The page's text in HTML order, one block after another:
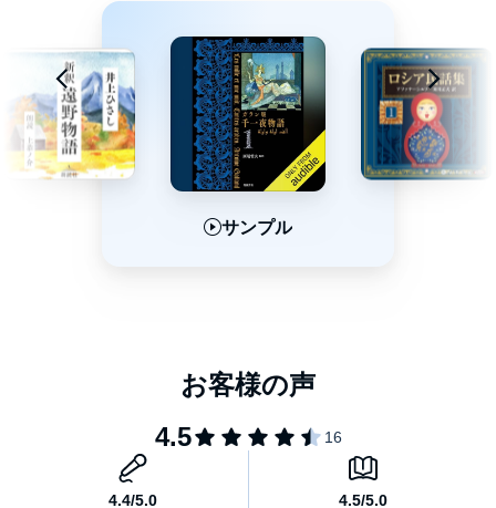
サンプル